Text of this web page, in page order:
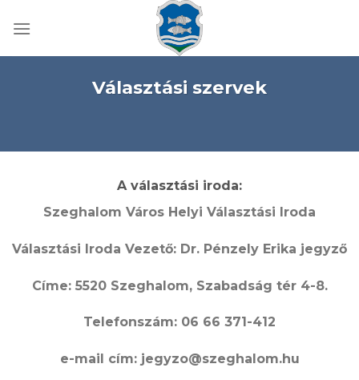
Választási szervek
A választási iroda:
Szeghalom Város Helyi Választási Iroda
Választási Iroda Vezető: Dr. Pénzely Erika jegyző
Címe: 5520 Szeghalom, Szabadság tér 4-8.
Telefonszám: 06 66 371-412
e-mail cím: jegyzo@szeghalom.hu